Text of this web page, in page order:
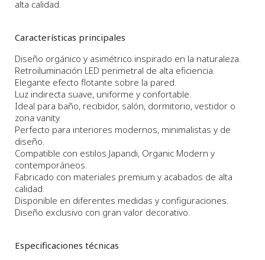
alta calidad.
Características principales
Diseño orgánico y asimétrico inspirado en la naturaleza.
Retroiluminación LED perimetral de alta eficiencia.
Elegante efecto flotante sobre la pared.
Luz indirecta suave, uniforme y confortable.
Ideal para baño, recibidor, salón, dormitorio, vestidor o
zona vanity.
Perfecto para interiores modernos, minimalistas y de
diseño.
Compatible con estilos Japandi, Organic Modern y
contemporáneos.
Fabricado con materiales premium y acabados de alta
calidad.
Disponible en diferentes medidas y configuraciones.
Diseño exclusivo con gran valor decorativo.
Especificaciones técnicas